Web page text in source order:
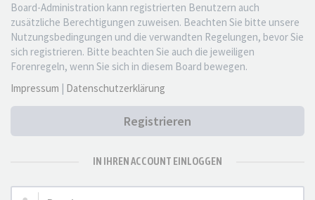
Board-Administration kann registrierten Benutzern auch
zusätzliche Berechtigungen zuweisen. Beachten Sie bitte unsere
Nutzungsbedingungen und die verwandten Regelungen, bevor Sie
sich registrieren. Bitte beachten Sie auch die jeweiligen
Forenregeln, wenn Sie sich in diesem Board bewegen.
Impressum | Datenschutzerklärung
Registrieren
IN IHREN ACCOUNT EINLOGGEN